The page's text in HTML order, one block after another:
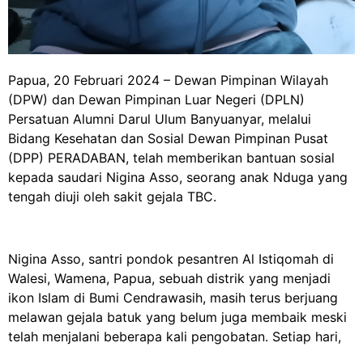
Papua, 20 Februari 2024 – Dewan Pimpinan Wilayah
(DPW) dan Dewan Pimpinan Luar Negeri (DPLN)
Persatuan Alumni Darul Ulum Banyuanyar, melalui
Bidang Kesehatan dan Sosial Dewan Pimpinan Pusat
(DPP) PERADABAN, telah memberikan bantuan sosial
kepada saudari Nigina Asso, seorang anak Nduga yang
tengah diuji oleh sakit gejala TBC.
Nigina Asso, santri pondok pesantren Al Istiqomah di
Walesi, Wamena, Papua, sebuah distrik yang menjadi
ikon Islam di Bumi Cendrawasih, masih terus berjuang
melawan gejala batuk yang belum juga membaik meski
telah menjalani beberapa kali pengobatan. Setiap hari,